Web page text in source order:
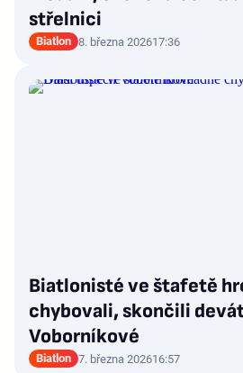
střelnici
Biatlon 8. března 202617:36
Biatlonisté ve štafetě
chybovali, skončili
Voborníkové
Biatlon 7. března 202616:57